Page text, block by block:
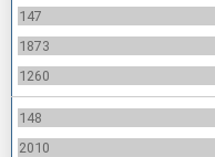
147
1873
1260
148
2010